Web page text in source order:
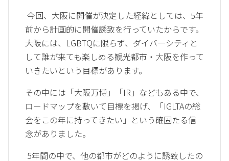
今回、大阪に開催が決定した経緯としては、5年
前から計画的に開催誘致を行っていたからです。
大阪には、LGBTQに限らず、ダイバーシティと
して誰が来ても楽しめる観光都市・大阪を作って
いきたいという目標があります。
その中には「大阪万博」「IR」などもある中で、
ロードマップを敷いて目標を掲げ、「IGLTAの総
会をこの年に持ってきたい」という確固たる信
念がありました。
5年間の中で、他の都市がどのように誘致したの